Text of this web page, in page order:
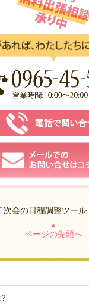
次会の日程調整ツール
▲
ページの先頭へ